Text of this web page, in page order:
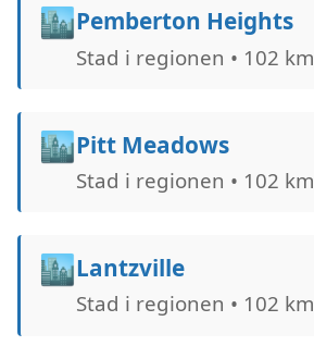
🏙️Pemberton Heights
Stad i regionen • 102 km
🏙️Pitt Meadows
Stad i regionen • 102 km
🏙️Lantzville
Stad i regionen • 102 km